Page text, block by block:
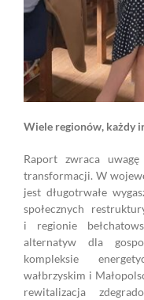
Wiele regionów, każdy
Raport zwraca
transformacji. W
jest długotrwałe
społecznych
i regionie
alternatyw dla
kompleksie
wałbrzyskim i
rewitalizacja